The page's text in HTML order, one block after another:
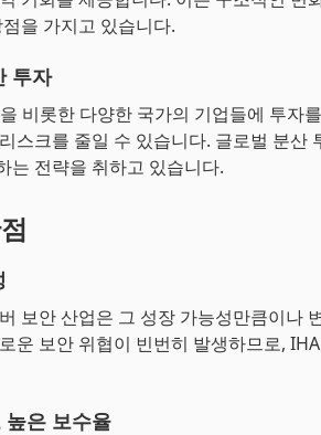
을 가지고 있습니다.
투자
비롯한 다양한 국가의 기업들에 투자
스크를 줄일 수 있습니다. 글로벌 분산
는 전략을 취하고 있습니다.
보안 산업은 그 성장 가능성만큼이나
운 보안 위협이 빈번히 발생하므로,
은 보수율